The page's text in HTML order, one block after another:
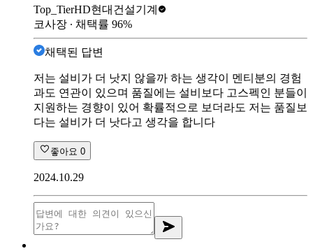
Top_TierHD현대건설기계
코사장 ∙ 채택률 96%
채택된 답변
저는 설비가 더 낫지 않을까 하는 생각이 멘티분의 경험
과도 연관이 있으며 품질에는 설비보다 고스펙인 분들이
지원하는 경향이 있어 확률적으로 보더라도 저는 품질보
다는 설비가 더 낫다고 생각을 합니다
좋아요 0
2024.10.29